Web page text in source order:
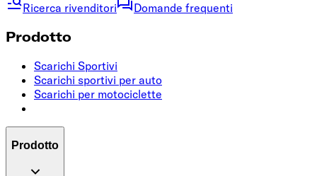
Ricerca rivenditori Domande frequenti
Prodotto
Scarichi Sportivi
Scarichi sportivi per auto
Scarichi per motociclette
Prodotto